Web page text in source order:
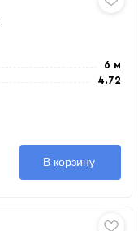
6 м
4.72
В корзину